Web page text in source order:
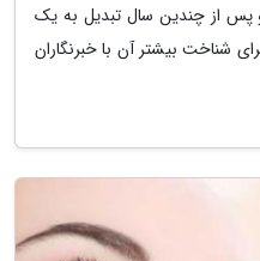
پس از چندین سال تبدیل به یک
شناخت بیشتر آن با خبرنگاران